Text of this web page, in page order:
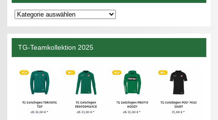
Kategorien
TG-Teamkollektion 2025